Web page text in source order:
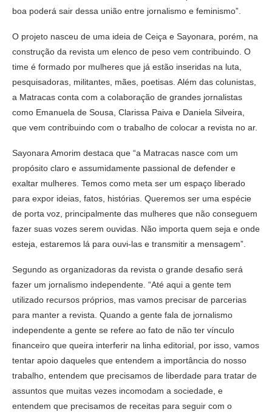
boa poderá sair dessa união entre jornalismo e feminismo”.
O projeto nasceu de uma ideia de Ceiça e Sayonara, porém, na
construção da revista um elenco de peso vem contribuindo. O
time é formado por mulheres que já estão inseridas na luta,
pesquisadoras, militantes, mães, poetisas. Além das colunistas,
a Matracas conta com a colaboração de grandes jornalistas
como Emanuela de Sousa, Clarissa Paiva e Daniela Silveira,
que vem contribuindo com o trabalho de colocar a revista no ar.
Sayonara Amorim destaca que “a Matracas nasce com um
propósito claro e assumidamente passional de defender e
exaltar mulheres. Temos como meta ser um espaço liberado
para expor ideias, fatos, histórias. Queremos ser uma espécie
de porta voz, principalmente das mulheres que não conseguem
fazer suas vozes serem ouvidas. Não importa quem seja e onde
esteja, estaremos lá para ouvi-las e transmitir a mensagem”.
Segundo as organizadoras da revista o grande desafio será
fazer um jornalismo independente. “Até aqui a gente tem
utilizado recursos próprios, mas vamos precisar de parcerias
para manter a revista. Quando a gente fala de jornalismo
independente a gente se refere ao fato de não ter vínculo
financeiro que queira interferir na linha editorial, por isso, vamos
tentar apoio daqueles que entendem a importância do nosso
trabalho, entendem que precisamos de liberdade para tratar de
assuntos que muitas vezes incomodam a sociedade, e
entendem que precisamos de receitas para seguir com o